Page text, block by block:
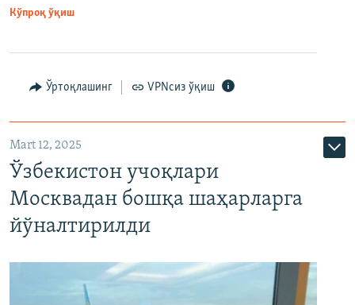
Кўпроқ ўқиш
Ўртоқлашинг VPNсиз ўқиш
Mart 12, 2025
Ўзбекистон учоқлари
Москвадан бошқа шаҳарларга
йўналтирилди